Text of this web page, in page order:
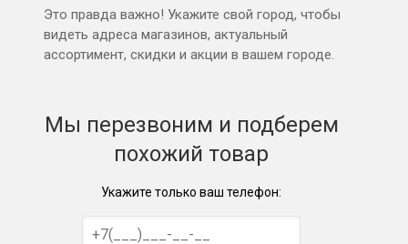
Это правда важно! Укажите свой город, чтобы
видеть адреса магазинов, актуальный
ассортимент, скидки и акции в вашем городе.
Мы перезвоним и подберем
похожий товар
Укажите только ваш телефон: